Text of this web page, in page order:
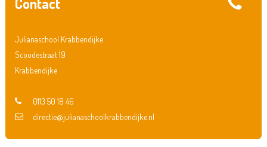
Julianaschool Krabbendijke
Scoudestraat 19
Krabbendijke
0113 50 18 46
directie@julianaschoolkrabbendijke.nl